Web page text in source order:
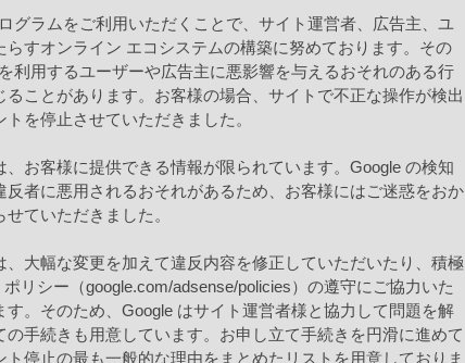
グラムをご利用いただくことで、サイト運営者、広告主、ユ
らすオンライン エコシステムの構築に努めております。その
利用するユーザーや広告主に悪影響を与えるおそれのある行
ことがあります。お客様の場合、サイトで不正な操作が検出
を停止させていただきました。
お客様に提供できる情報が限られています。Google の検知
反者に悪用されるおそれがあるため、お客様にはご迷惑をおか
ていただきました。
、大幅な変更を加えて違反内容を修正していただいたり、積極
リシー（google.com/adsense/policies）の遵守にご協力いた
す。そのため、Google はサイト運営者様と協力して問題を解
手続きも用意しています。お申し立て手続きを円滑に進めて
停止の最も一般的な理由をまとめたリストを用意しておりま